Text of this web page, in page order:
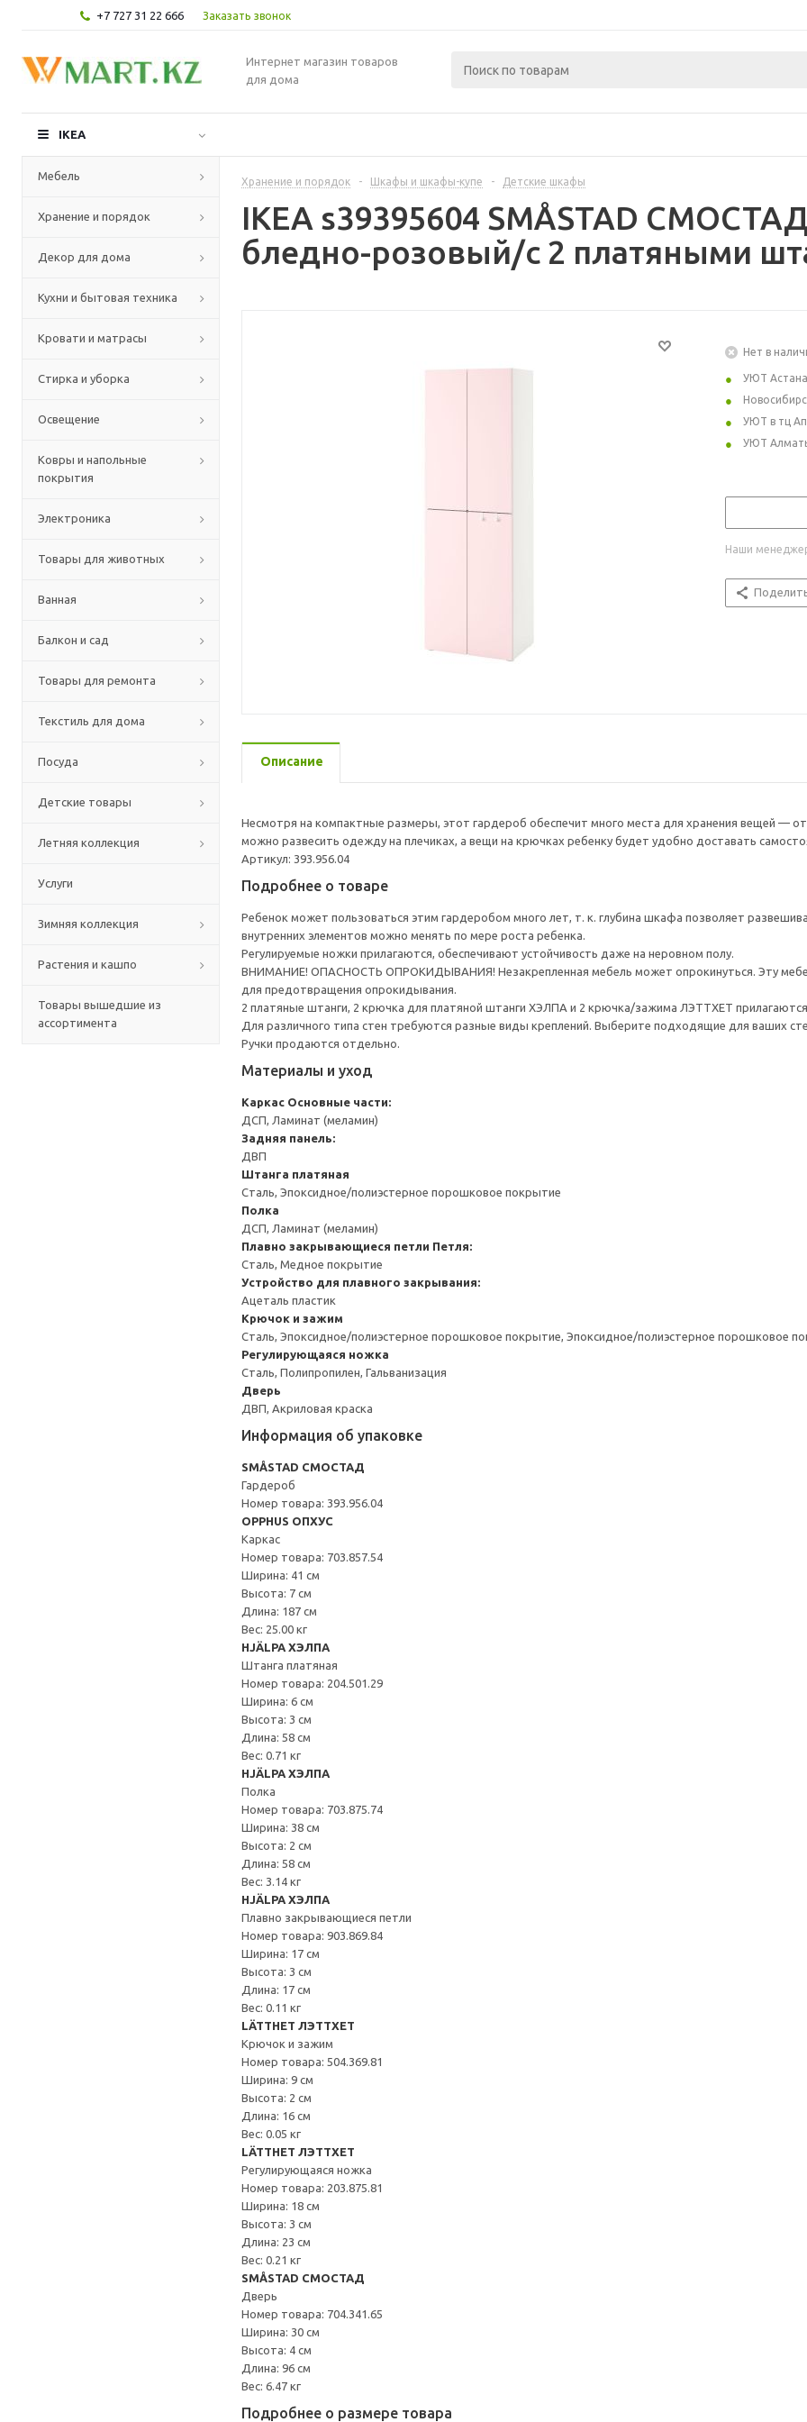
+7 727 31 22 666 Заказать звонок
Интернет магазин товаров
для дома
IKEA
Мебель
Хранение и порядок
Декор для дома
Кухни и бытовая техника
Кровати и матрасы
Стирка и уборка
Освещение
Ковры и напольные
покрытия
Электроника
Товары для животных
Ванная
Балкон и сад
Товары для ремонта
Текстиль для дома
Посуда
Детские товары
Летняя коллекция
Услуги
Зимняя коллекция
Растения и кашпо
Товары вышедшие из
ассортимента
Хранение и порядок - Шкафы и шкафы-купе - Детские шкафы
IKEA s39395604 SMÅSTAD
бледно-розовый/с 2 платяными
Нет в
УЮТ Астана
УЮТ в тц
УЮТ
Наши
Описание
Несмотря на компактные размеры, этот гардероб обеспечит много места для хранения вещей —
можно развесить одежду на плечиках, а вещи на крючках ребенку будет удобно доставать
Артикул: 393.956.04
Подробнее о товаре
Ребенок может пользоваться этим гардеробом много лет, т. к. глубина шкафа позволяет
внутренних элементов можно менять по мере роста ребенка.
Регулируемые ножки прилагаются, обеспечивают устойчивость даже на неровном полу.
ВНИМАНИЕ! ОПАСНОСТЬ ОПРОКИДЫВАНИЯ! Незакрепленная мебель может опрокинуться. Эту
для предотвращения опрокидывания.
2 платяные штанги, 2 крючка для платяной штанги ХЭЛПА и 2 крючка/зажима ЛЭТТХЕТ
Для различного типа стен требуются разные виды креплений. Выберите подходящие для ваших
Ручки продаются отдельно.
Материалы и уход
Каркас Основные части:
ДСП, Ламинат (меламин)
Задняя панель:
ДВП
Штанга платяная
Сталь, Эпоксидное/полиэстерное порошковое покрытие
Полка
ДСП, Ламинат (меламин)
Плавно закрывающиеся петли Петля:
Сталь, Медное покрытие
Устройство для плавного закрывания:
Ацеталь пластик
Крючок и зажим
Сталь, Эпоксидное/полиэстерное порошковое покрытие, Эпоксидное/полиэстерное порошковое
Регулирующаяся ножка
Сталь, Полипропилен, Гальванизация
Дверь
ДВП, Акриловая краска
Информация об упаковке
SMÅSTAD СМОСТАД
Гардероб
Номер товара: 393.956.04
OPPHUS ОПХУС
Каркас
Номер товара: 703.857.54
Ширина: 41 см
Высота: 7 см
Длина: 187 см
Вес: 25.00 кг
HJÄLPA ХЭЛПА
Штанга платяная
Номер товара: 204.501.29
Ширина: 6 см
Высота: 3 см
Длина: 58 см
Вес: 0.71 кг
HJÄLPA ХЭЛПА
Полка
Номер товара: 703.875.74
Ширина: 38 см
Высота: 2 см
Длина: 58 см
Вес: 3.14 кг
HJÄLPA ХЭЛПА
Плавно закрывающиеся петли
Номер товара: 903.869.84
Ширина: 17 см
Высота: 3 см
Длина: 17 см
Вес: 0.11 кг
LÄTTHET ЛЭТТХЕТ
Крючок и зажим
Номер товара: 504.369.81
Ширина: 9 см
Высота: 2 см
Длина: 16 см
Вес: 0.05 кг
LÄTTHET ЛЭТТХЕТ
Регулирующаяся ножка
Номер товара: 203.875.81
Ширина: 18 см
Высота: 3 см
Длина: 23 см
Вес: 0.21 кг
SMÅSTAD СМОСТАД
Дверь
Номер товара: 704.341.65
Ширина: 30 см
Высота: 4 см
Длина: 96 см
Вес: 6.47 кг
Подробнее о размере товара